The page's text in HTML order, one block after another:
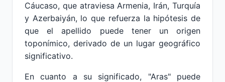
Cáucaso, que atraviesa Armenia, Irán, Turquía
y Azerbaiyán, lo que refuerza la hipótesis de
que el apellido puede tener un origen
toponímico, derivado de un lugar geográfico
significativo.
En cuanto a su significado, "Aras" puede